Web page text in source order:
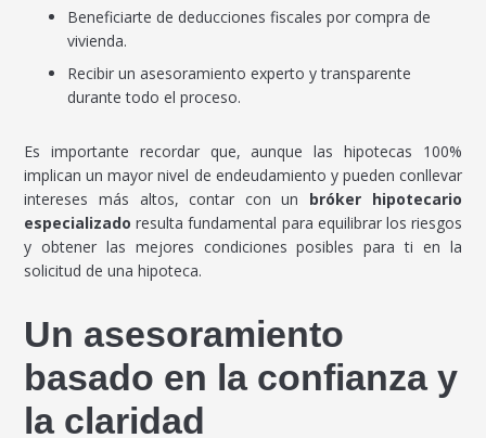
Beneficiarte de deducciones fiscales por compra de
vivienda.
Recibir un asesoramiento experto y transparente
durante todo el proceso.
Es importante recordar que, aunque las hipotecas 100%
implican un mayor nivel de endeudamiento y pueden conllevar
intereses más altos, contar con un bróker hipotecario
especializado resulta fundamental para equilibrar los riesgos
y obtener las mejores condiciones posibles para ti en la
solicitud de una hipoteca.
Un asesoramiento
basado en la confianza y
la claridad